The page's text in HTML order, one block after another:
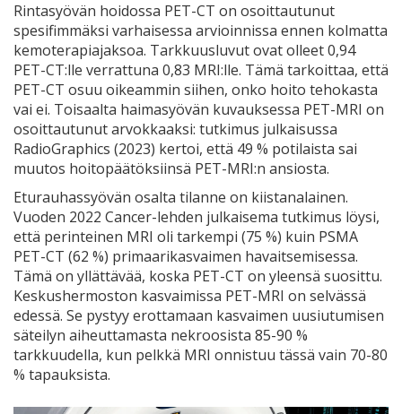
Rintasyövän hoidossa PET-CT on osoittautunut
spesifimmäksi varhaisessa arvioinnissa ennen kolmatta
kemoterapiajaksoa. Tarkkuusluvut ovat olleet 0,94
PET-CT:lle verrattuna 0,83 MRI:lle. Tämä tarkoittaa, että
PET-CT osuu oikeammin siihen, onko hoito tehokasta
vai ei. Toisaalta haimasyövän kuvauksessa PET-MRI on
osoittautunut arvokkaaksi: tutkimus julkaisussa
RadioGraphics (2023) kertoi, että 49 % potilaista sai
muutos hoitopäätöksiinsä PET-MRI:n ansiosta.
Eturauhassyövän osalta tilanne on kiistanalainen.
Vuoden 2022 Cancer-lehden julkaisema tutkimus löysi,
että perinteinen MRI oli tarkempi (75 %) kuin PSMA
PET-CT (62 %) primaarikasvaimen havaitsemisessa.
Tämä on yllättävää, koska PET-CT on yleensä suosittu.
Keskushermoston kasvaimissa PET-MRI on selvässä
edessä. Se pystyy erottamaan kasvaimen uusiutumisen
säteilyn aiheuttamasta nekroosista 85-90 %
tarkkuudella, kun pelkkä MRI onnistuu tässä vain 70-80
% tapauksista.